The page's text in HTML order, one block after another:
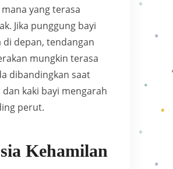
yang terasa
Jika punggung bayi
di depan, tendangan
mungkin terasa
dibandingkan saat
kaki bayi mengarah
perut.
Kehamilan